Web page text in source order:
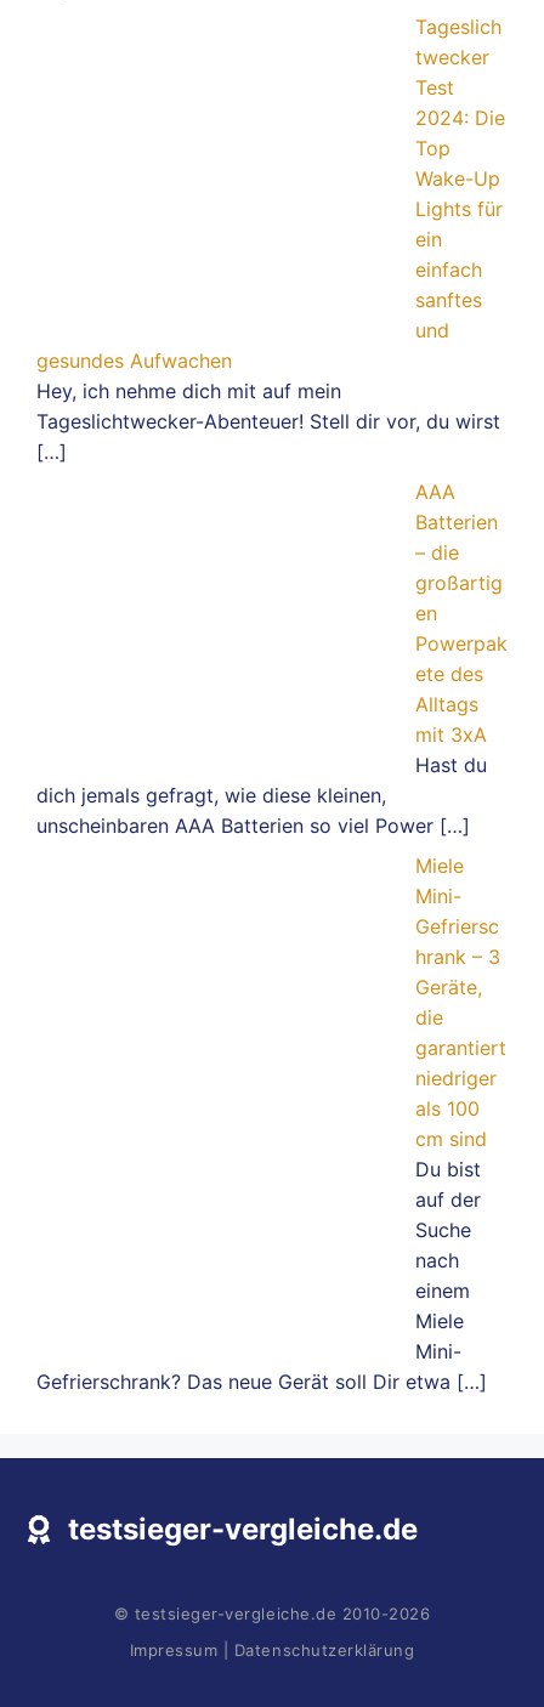
Tageslich
twecker
Test
2024: Die
Top
Wake-Up
Lights für
ein
einfach
sanftes
und
gesundes Aufwachen
Hey, ich nehme dich mit auf mein
Tageslichtwecker-Abenteuer! Stell dir vor, du wirst
[…]
AAA
Batterien
– die
großartig
en
Powerpak
ete des
Alltags
mit 3xA
Hast du
dich jemals gefragt, wie diese kleinen,
unscheinbaren AAA Batterien so viel Power […]
Miele
Mini-
Gefriersc
hrank – 3
Geräte,
die
garantiert
niedriger
als 100
cm sind
Du bist
auf der
Suche
nach
einem
Miele
Mini-
Gefrierschrank? Das neue Gerät soll Dir etwa […]
testsieger-vergleiche.de
© testsieger-vergleiche.de 2010-2026
Impressum
Datenschutzerklärung